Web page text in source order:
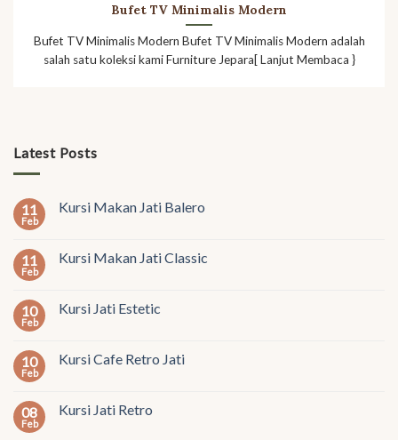
Latest Posts
11
Feb
Kursi Makan Jati Balero
11
Feb
Kursi Makan Jati Classic
10
Feb
Kursi Jati Estetic
10
Feb
Kursi Cafe Retro Jati
08
Feb
Kursi Jati Retro
Bufet TV Minimalis Modern
Bufet TV Minimalis Modern Bufet TV Minimalis Modern adalah
salah satu koleksi kami Furniture Jepara[ Lanjut Membaca }